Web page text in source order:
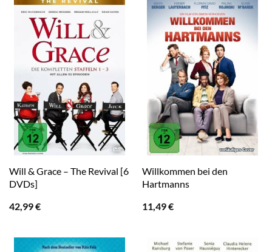
Will & Grace – The Revival [6
DVDs]
42,99€
Willkommen bei den
Hartmanns
11,49€